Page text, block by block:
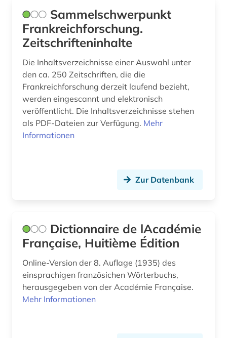
märchen (1)
nationalbibliografie (2)
nationalkonvent (1)
naturwissenschaften (2)
neuerwerbung (1)
parlamentsdebatte (1)
philosophie (1)
phonologie (1)
politik (2)
Sammelschwerpunkt
Frankreichforschung.
Zeitschrifteninhalte
Die Inhaltsverzeichnisse einer Auswahl unter
den ca. 250 Zeitschriften, die die
Frankreichforschung derzeit laufend bezieht,
werden eingescannt und elektronisch
veröffentlicht. Die Inhaltsverzeichnisse stehen
als PDF-Dateien zur Verfügung. Mehr
Informationen
Zur Datenbank
Dictionnaire de lAcadémie
Française, Huitième Édition
Online-Version der 8. Auflage (1935) des
einsprachigen französichen Wörterbuchs,
herausgegeben von der Académie Française.
Mehr Informationen